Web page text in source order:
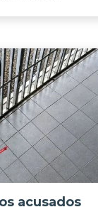
acusados